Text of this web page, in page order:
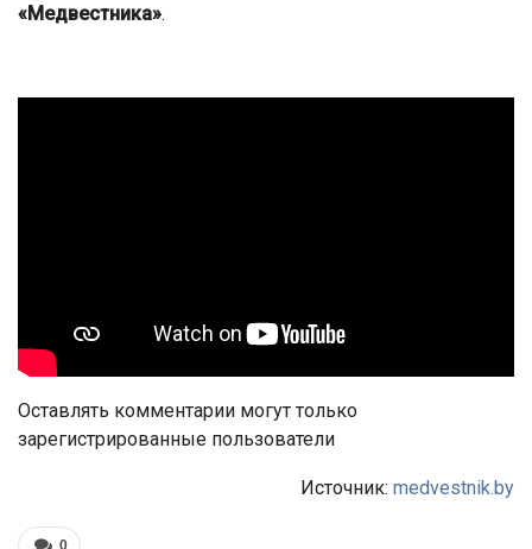
«Медвестника».
Оставлять комментарии могут только
зарегистрированные пользователи
Источник: medvestnik.by
0